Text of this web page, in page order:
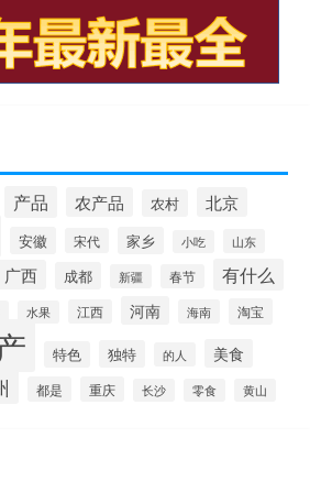
产品 农产品 农村 北京
安徽 宋代 家乡 小吃 山东
广西 成都 新疆 春节 有什么
水果 江西 河南 海南 淘宝
特色 独特 的人 美食
都是 重庆 长沙 零食 黄山